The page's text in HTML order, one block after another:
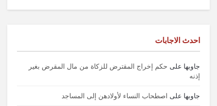
احدث الاجابات
جاوبها على حكم إخراج المقترض للزكاة من مال المقرض بغير
إذنه
جاوبها على اصطحاب النساء لأولادهن إلى المساجد